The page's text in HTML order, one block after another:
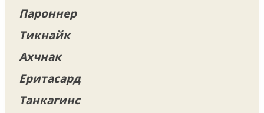
Пароннер
Тикнайк
Ахчнак
Еритасард
Танкагинс